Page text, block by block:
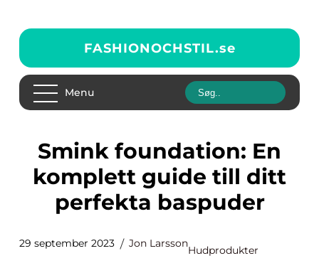
FASHIONOCHSTIL.se
Menu
Smink foundation: En
komplett guide till ditt
perfekta baspuder
29 september 2023 Jon Larsson
Hudprodukter